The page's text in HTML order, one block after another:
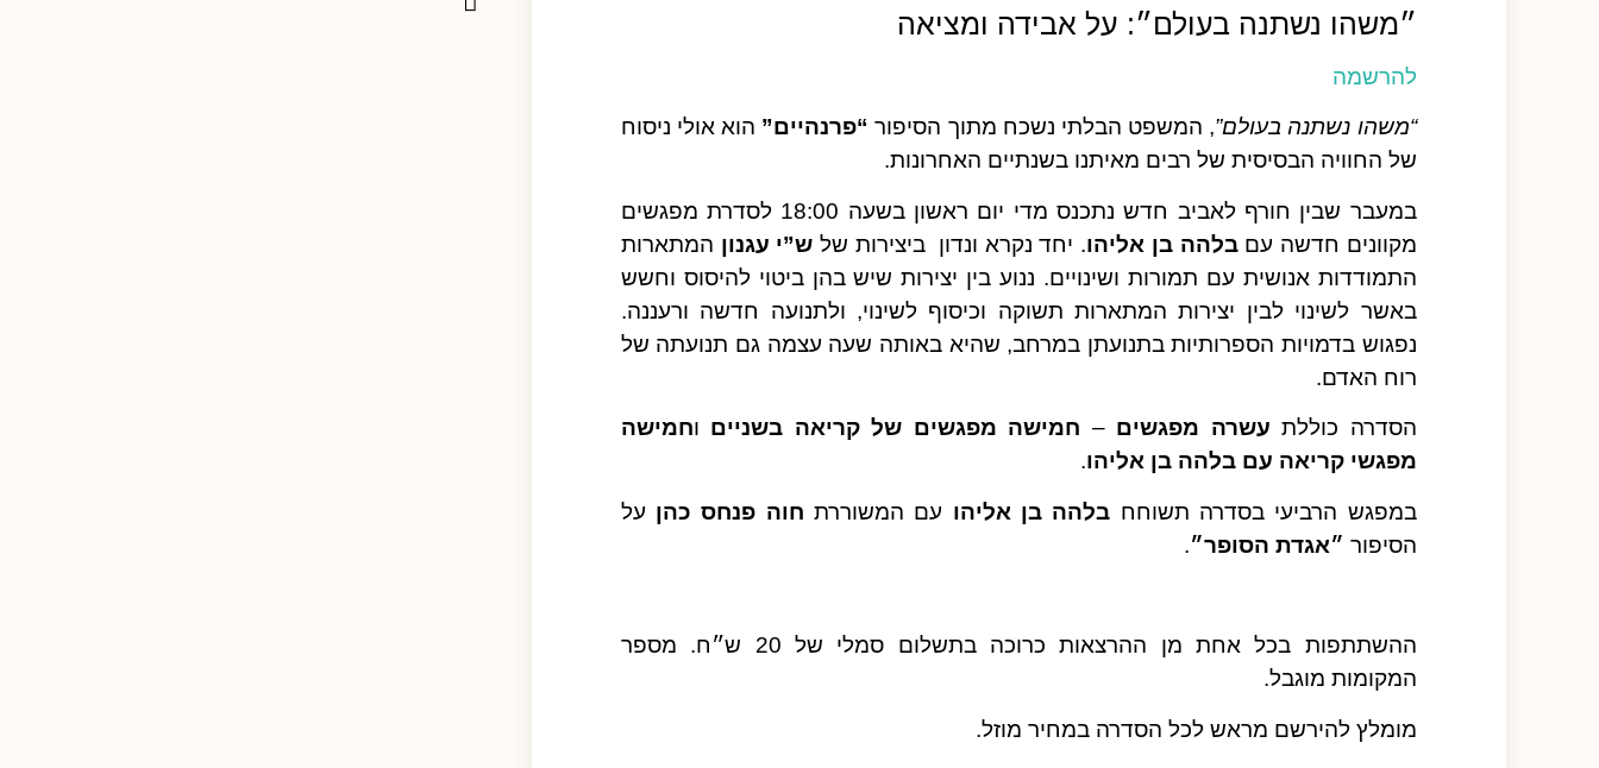
״משהו נשתנה בעולם״: על אבידה ומציאה
להרשמה
“משהו נשתנה בעולם”, המשפט הבלתי נשכח מתוך הסיפור “פרנהיים” הוא אולי ניסוח
של החוויה הבסיסית של רבים מאיתנו בשנתיים האחרונות.
במעבר שבין חורף לאביב חדש נתכנס מדי יום ראשון בשעה 18:00 לסדרת מפגשים
מקוונים חדשה עםבלהה בן אליהו. יחד נקרא ונדון ביצירות של ש”י עגנון המתארות
התמודדות אנושית עם תמורות ושינויים. ננוע בין יצירות שיש בהן ביטוי להיסוס וחשש
באשר לשינוי לבין יצירות המתארות תשוקה וכיסוף לשינוי, ולתנועה חדשה ורעננה.
נפגוש בדמויות הספרותיות בתנועתן במרחב, שהיא באותה שעה עצמה גם תנועתה של
רוח האדם.
הסדרה כוללת עשרה מפגשים – חמישה מפגשים של קריאה בשניים וחמישה
מפגשי קריאה עם בלהה בן אליהו.
במפגש הרביעי בסדרה תשוחח בלהה בן אליהו עם המשוררת חוה פנחס כהן על
הסיפור ״אגדת הסופר״.
ההשתתפות בכל אחת מן ההרצאות כרוכה בתשלום סמלי של 20 ש״ח. מספר
המקומות מוגבל.
מומלץ להירשם מראש לכל הסדרה במחיר מוזל.